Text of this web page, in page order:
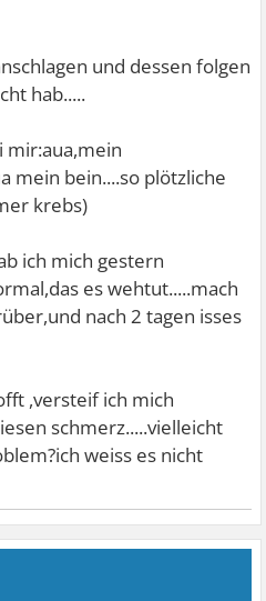
und dessen folgen
hab.....
mir:aua,mein
mein bein....so plötzliche
krebs)
ich mich gestern
es wehtut.....mach
nach 2 tagen isses
,versteif ich mich
schmerz.....vielleicht
weiss es nicht